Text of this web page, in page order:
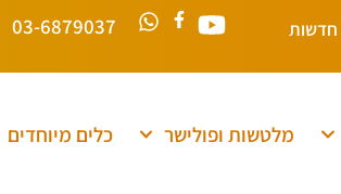
חדשות 03-6879037
מלטשות ופולישר כלים מיוחדים